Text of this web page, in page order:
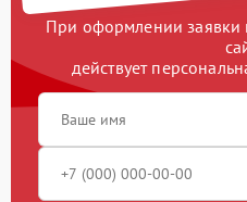
При оформлении заявки
действует